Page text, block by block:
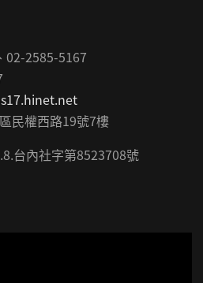
02-2585-5167
民權西路19號7樓
台內社字第8523708號